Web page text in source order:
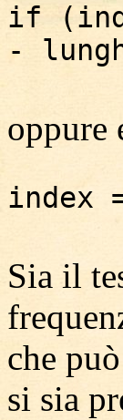
if
-
oppure
index
Sia il
che
si sia